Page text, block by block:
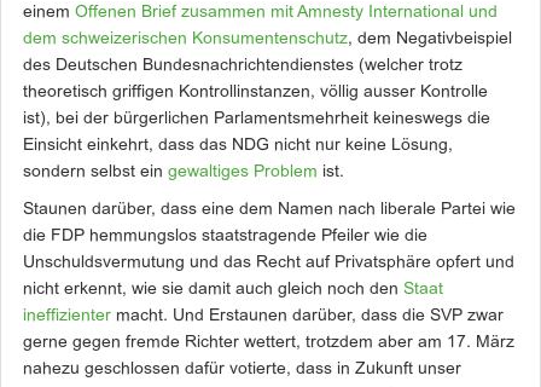
einem Offenen Brief zusammen mit Amnesty International und
dem schweizerischen Konsumentenschutz, dem Negativbeispiel
des Deutschen Bundesnachrichtendienstes (welcher trotz
theoretisch griffigen Kontrollinstanzen, völlig ausser Kontrolle
ist), bei der bürgerlichen Parlamentsmehrheit keineswegs die
Einsicht einkehrt, dass das NDG nicht nur keine Lösung,
sondern selbst ein gewaltiges Problem ist.
Staunen darüber, dass eine dem Namen nach liberale Partei wie
die FDP hemmungslos staatstragende Pfeiler wie die
Unschuldsvermutung und das Recht auf Privatsphäre opfert und
nicht erkennt, wie sie damit auch gleich noch den Staat
ineffizienter macht. Und Erstaunen darüber, dass die SVP zwar
gerne gegen fremde Richter wettert, trotzdem aber am 17. März
nahezu geschlossen dafür votierte, dass in Zukunft unser